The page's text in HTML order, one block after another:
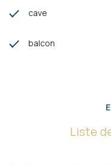
cave
balcon
Liste